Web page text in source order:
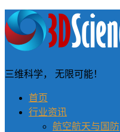
三维科学， 无限可能！
首页
行业资讯
航空航天与国防